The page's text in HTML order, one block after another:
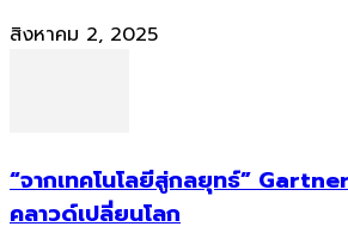
สิงหาคม 2, 2025
“จากเทคโนโลยีสู่กลยุทธ์”
คลาวด์เปลี่ยนโลก